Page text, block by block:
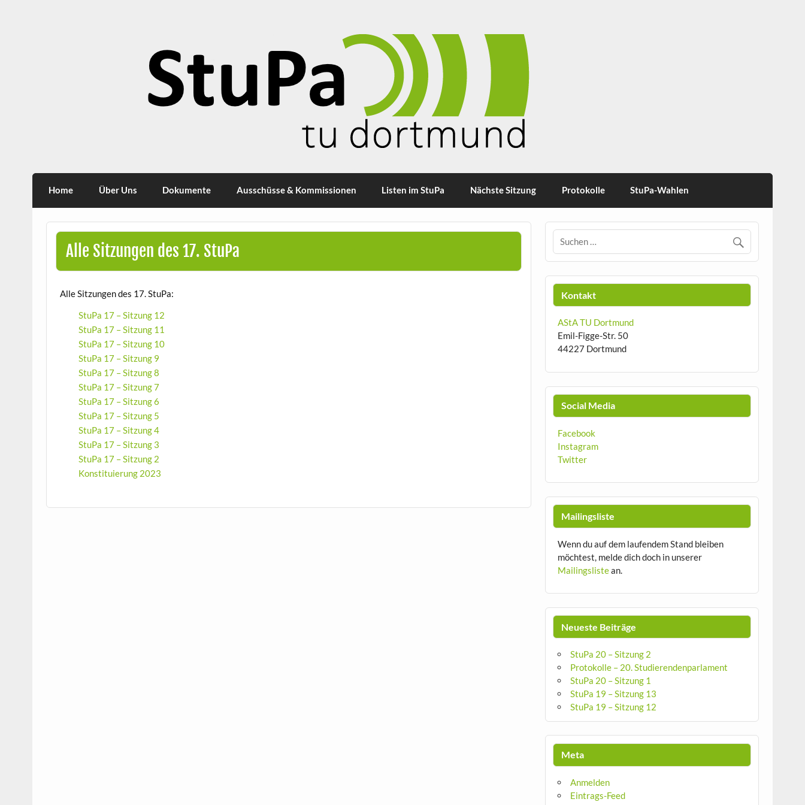
Home Über Uns Dokumente Ausschüsse & Kommissionen Listen im StuPa Nächste Sitzung Protokolle StuPa-Wahlen
Alle Sitzungen des 17. StuPa
Alle Sitzungen des 17. StuPa:
StuPa 17 – Sitzung 12
StuPa 17 – Sitzung 11
StuPa 17 – Sitzung 10
StuPa 17 – Sitzung 9
StuPa 17 – Sitzung 8
StuPa 17 – Sitzung 7
StuPa 17 – Sitzung 6
StuPa 17 – Sitzung 5
StuPa 17 – Sitzung 4
StuPa 17 – Sitzung 3
StuPa 17 – Sitzung 2
Konstituierung 2023
Kontakt
AStA TU Dortmund
Emil-Figge-Str. 50
44227 Dortmund
Social Media
Facebook
Instagram
Twitter
Mailingsliste
Wenn du auf dem laufendem Stand bleiben
möchtest, melde dich doch in unserer
Mailingslistean.
Neueste Beiträge
StuPa 20 – Sitzung 2
Protokolle – 20. Studierendenparlament
StuPa 20 – Sitzung 1
StuPa 19 – Sitzung 13
StuPa 19 – Sitzung 12
Meta
Anmelden
Eintrags-Feed